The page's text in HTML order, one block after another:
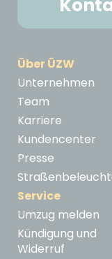
Über ÜZW
Unternehmen
Team
Karriere
Kundencenter
Presse
Service
Umzug melden
Kündigung und
Widerruf